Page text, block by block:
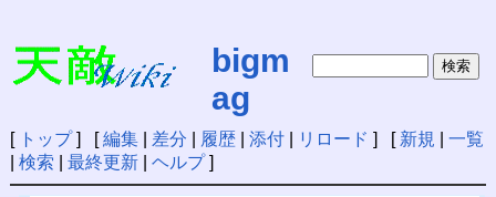
bigm
ag
[ トップ] [編集| 差分 履歴| 添付| リロード ] [ 新規
一覧
検索 最終更新| ヘルプ]